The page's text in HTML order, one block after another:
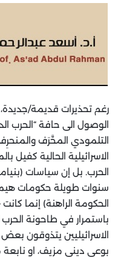
رغم تحذيرات قديمة/
الوصول الى حافة “الحرب
التلمودي المحَّرَف
الاسرائيلية الحالية
الحرب. بل إن سياسات
سنوات طويلة حكومات
الحكومة الراهنة) إنما
باستمرار في طاحونة الحرب
الاسرائيليين يتذوقون
بوعي ديني مزيف، او